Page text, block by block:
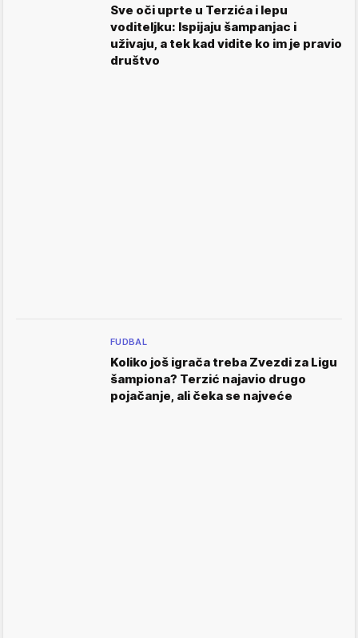
Sve oči uprte u Terzića i lepu
voditeljku: Ispijaju šampanjac i
uživaju, a tek kad vidite ko im je pravio
društvo
FUDBAL
Koliko još igrača treba Zvezdi za Ligu
šampiona? Terzić najavio drugo
pojačanje, ali čeka se najveće